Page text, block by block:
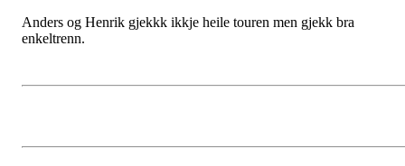
Anders og Henrik gjekkk ikkje heile touren men gjekk bra
enkeltrenn.